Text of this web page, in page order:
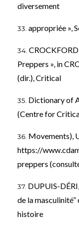
diversement
appropriée »,
Preppers », in
(dir.), Critical
Dictionary of
(Centre for
Movements),
https://
preppers
DUPUIS-
de la masculinité”
histoire